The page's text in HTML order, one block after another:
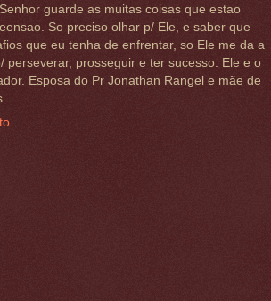
guarde as muitas coisas que estao
So preciso olhar p/ Ele, e saber que
que eu tenha de enfrentar, so Ele me da a
perseverar, prosseguir e ter sucesso. Ele e o
Esposa do Pr Jonathan Rangel e mãe de